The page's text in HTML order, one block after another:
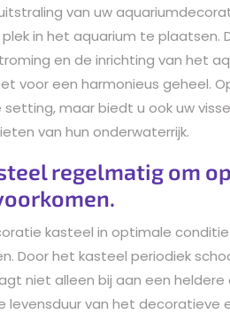
van uw
in het aquarium te plaatsen.
en de inrichting van het
voor een harmonieus geheel.
setting, maar biedt u ook uw
van hun onderwaterrijk.
regelmatig om
kasteel in optimale
Door het kasteel periodiek
niet alleen bij aan een
levensduur van het decoratieve